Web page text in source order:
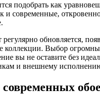
подобрать как
и современные,
обновляется,
коллекции. Выбор
вы не оставите без
и внешнему
современных